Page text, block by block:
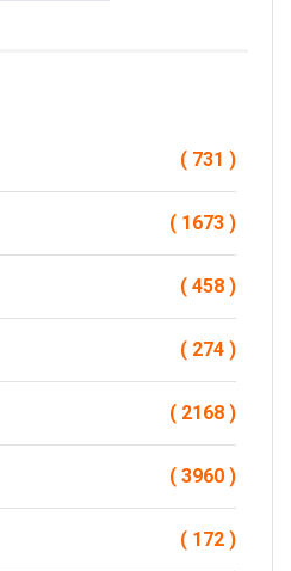
( 731 )
( 1673 )
( 458 )
( 274 )
( 2168 )
( 3960 )
( 172 )